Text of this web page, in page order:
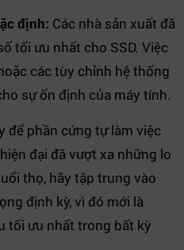
định: Các nhà sản xuất đã
tối ưu nhất cho SSD. Việc
các tùy chỉnh hệ thống
sự ổn định của máy tính.
để phần cứng tự làm việc
đại đã vượt xa những lo
thọ, hãy tập trung vào
định kỳ, vì đó mới là
tối ưu nhất trong bất kỳ